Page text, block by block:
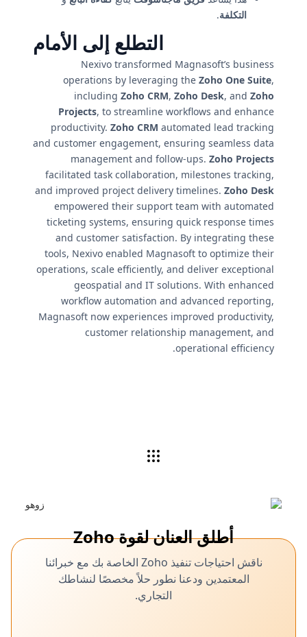
التكلفة.
التطلع إلى الأمام
Nexivo transformed Magnasoft’s business
operations by leveraging the Zoho One Suite,
including Zoho CRM, Zoho Desk, and Zoho
Projects, to streamline workflows and enhance
productivity. Zoho CRM automated lead tracking
and customer engagement, ensuring seamless data
management and follow-ups. Zoho Projects
facilitated task collaboration, milestones tracking,
and improved project delivery timelines. Zoho Desk
empowered their support team with automated
ticketing systems, ensuring quick response times
and customer satisfaction. By integrating these
tools, Nexivo enabled Magnasoft to optimize their
operations, scale efficiently, and deliver exceptional
geospatial and IT solutions. With enhanced
workflow automation and advanced reporting,
Magnasoft now experiences improved productivity,
customer relationship management, and
operational efficiency.
أطلق العنان لقوة Zoho
ناقش احتياجات تنفيذ Zoho الخاصة بك مع خبرائنا
المعتمدين ودعنا نطور حلاً مخصصًا لنشاطك
التجاري.